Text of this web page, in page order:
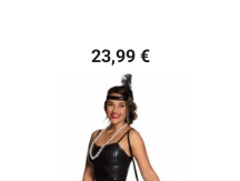
23,99 €